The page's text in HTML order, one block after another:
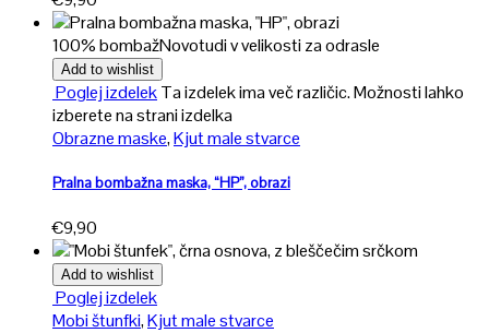
100% bombažNovotudi v velikosti za odrasle
Add to wishlist
Poglej izdelekTa izdelek ima več različic. Možnosti lahko
izberete na strani izdelka
Obrazne maske,Kjut male stvarce
Pralna bombažna maska, “HP”, obrazi
€9,90
Add to wishlist
Poglej izdelek
Mobi štunfki,Kjut male stvarce